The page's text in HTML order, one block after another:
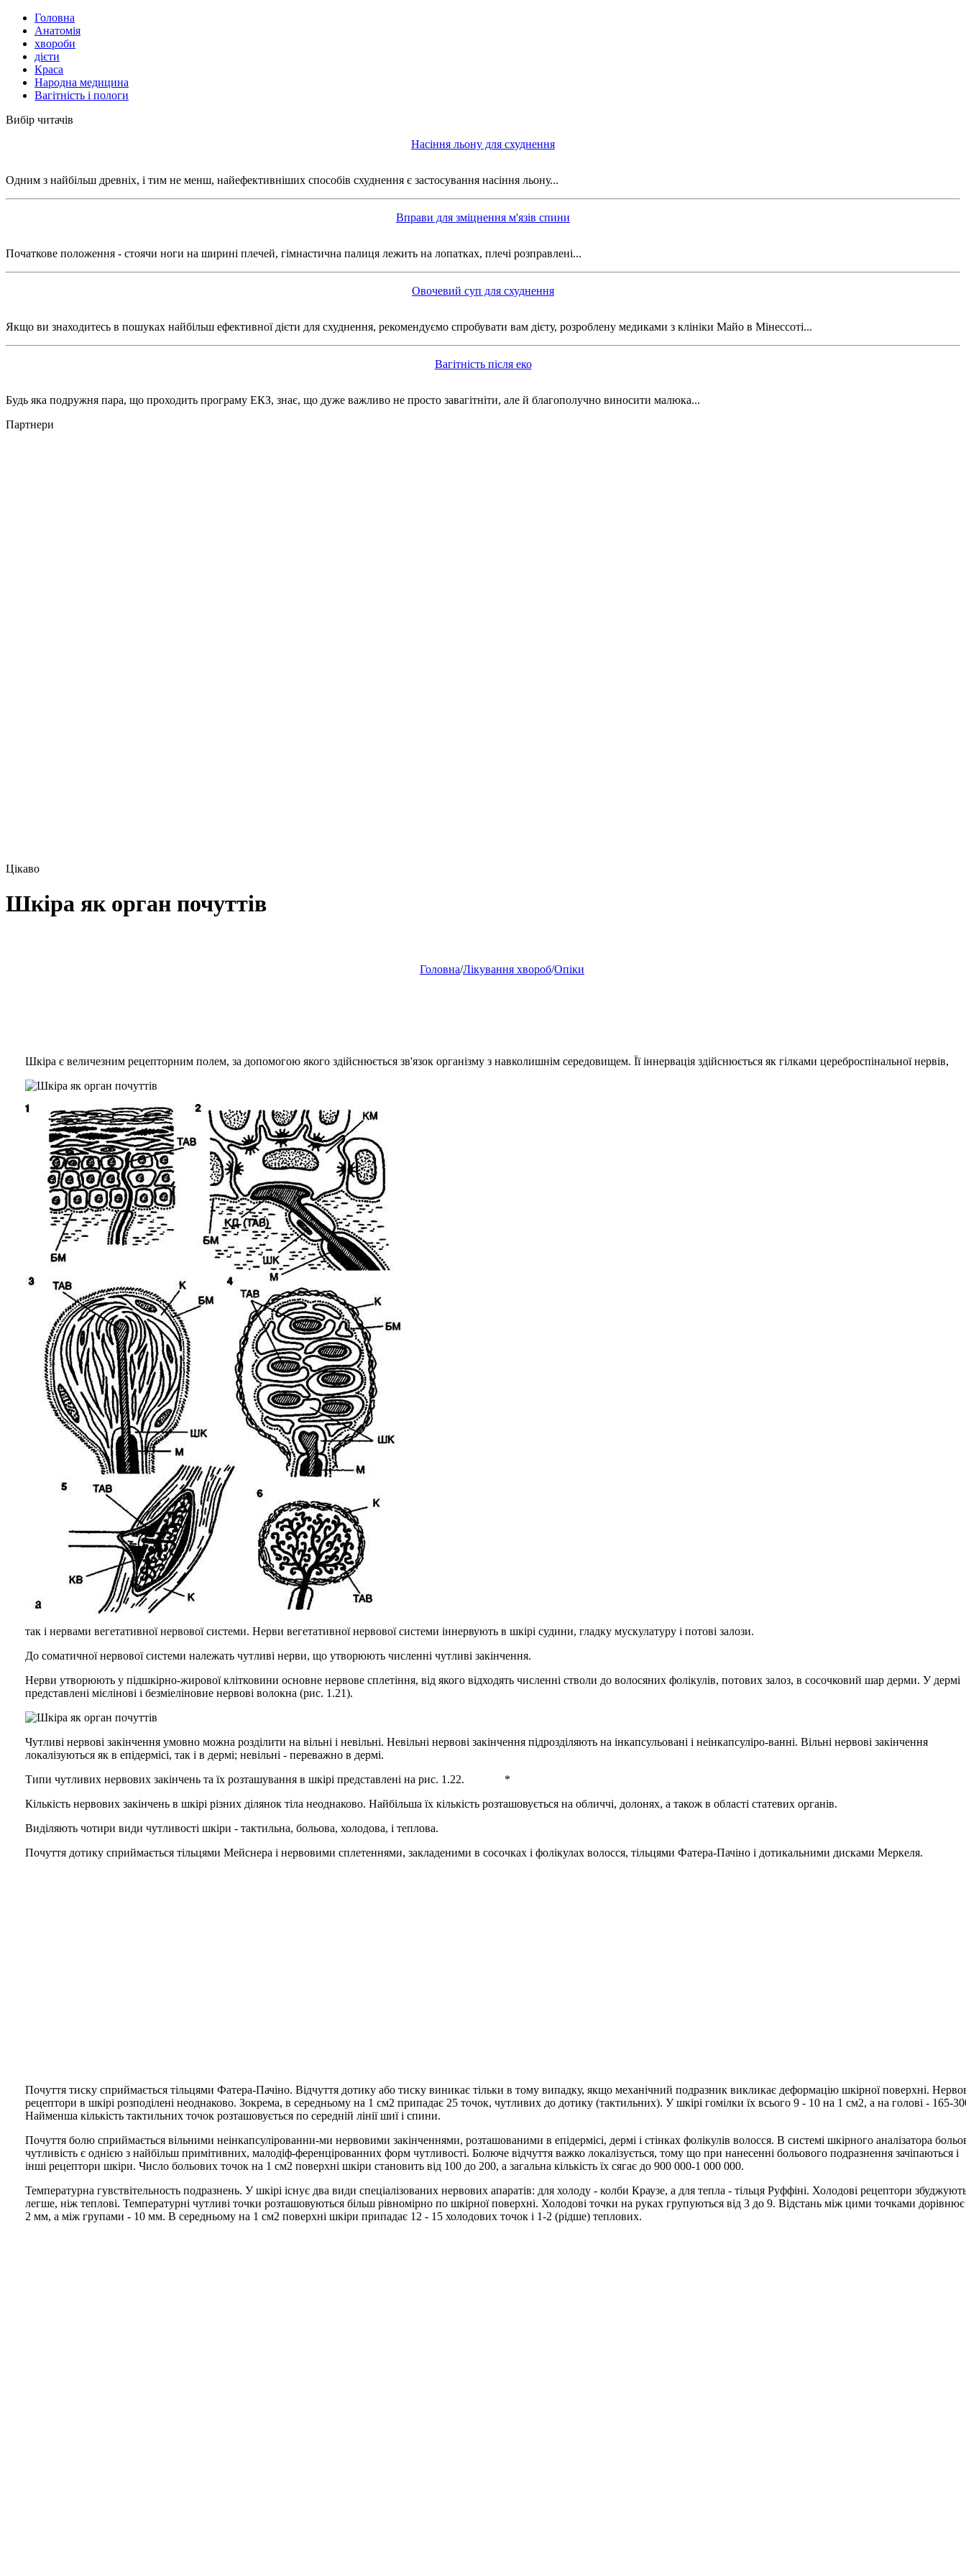
Головна
Анатомія
хвороби
дієти
Краса
Народна медицина
Вагітність і пологи
Вибір читачів
Насіння льону для схуднення
Одним з найбільш древніх, і тим не менш, найефективніших способів схуднення є застосування насіння льону...
Вправи для зміцнення м'язів спини
Початкове положення - стоячи ноги на ширині плечей, гімнастична палиця лежить на лопатках, плечі розправлені...
Овочевий суп для схуднення
Якщо ви знаходитесь в пошуках найбільш ефективної дієти для схуднення, рекомендуємо спробувати вам дієту, розроблену медиками з клініки Майо в Мінессоті...
Вагітність після еко
Будь яка подружня пара, що проходить програму ЕКЗ, знає, що дуже важливо не просто завагітніти, але й благополучно виносити малюка...
Партнери
Цікаво
Шкіра як орган почуттів
Головна/Лікування хвороб/Опіки
Шкіра є величезним рецепторним полем, за допомогою якого здійснюється зв'язок організму з навколишнім середовищем. Її іннервація здійснюється як гілками цереброспінальної нервів,
так і нервами вегетативної нервової системи. Нерви вегетативної нервової системи іннервують в шкірі судини, гладку мускулатуру і потові залози.
До соматичної нервової системи належать чутливі нерви, що утворюють численні чутливі закінчення.
Нерви утворюють у підшкірно-жирової клітковини основне нервове сплетіння, від якого відходять численні стволи до волосяних фолікулів, потових залоз, в сосочковий шар дерми. У дермі
представлені мієлінові і безміеліновие нервові волокна (рис. 1.21).
Чутливі нервові закінчення умовно можна розділити на вільні і невільні. Невільні нервові закінчення підрозділяють на інкапсульовані і неінкапсуліро-ванні. Вільні нервові закінчення
локалізуються як в епідермісі, так і в дермі; невільні - переважно в дермі.
Типи чутливих нервових закінчень та їх розташування в шкірі представлені на рис. 1.22. *
Кількість нервових закінчень в шкірі різних ділянок тіла неоднаково. Найбільша їх кількість розташовується на обличчі, долонях, а також в області статевих органів.
Виділяють чотири види чутливості шкіри - тактильна, больова, холодова, і теплова.
Почуття дотику сприймається тільцями Мейснера і нервовими сплетеннями, закладеними в сосочках і фолікулах волосся, тільцями Фатера-Пачіно і дотикальними дисками Меркеля.
Почуття тиску сприймається тільцями Фатера-Пачіно. Відчуття дотику або тиску виникає тільки в тому випадку, якщо механічний подразник викликає деформацію шкірної поверхні.
рецептори в шкірі розподілені неоднаково. Зокрема, в середньому на 1 см2 припадає 25 точок, чутливих до дотику (тактильних). У шкірі гомілки їх всього 9 - 10 на 1 см2, а на голові - 165-
Найменша кількість тактильних точок розташовується по середній лінії шиї і спини.
Почуття болю сприймається вільними неінкапсулірованни-ми нервовими закінченнями, розташованими в епідермісі, дермі і стінках фолікулів волосся. В системі шкірного аналізатора
чутливість є однією з найбільш примітивних, малодіф-ференцірованних форм чутливості. Болюче відчуття важко локалізується, тому що при нанесенні больового подразнення зачіпаються і
інші рецептори шкіри. Число больових точок на 1 см2 поверхні шкіри становить від 100 до 200, а загальна кількість їх сягає до 900 000-1 000 000.
Температурна гувствітельность подразнень. У шкірі існує два види спеціалізованих нервових апаратів: для холоду - колби Краузе, а для тепла - тільця Руффіні. Холодові рецептори
легше, ніж теплові. Температурні чутливі точки розташовуються більш рівномірно по шкірної поверхні. Холодові точки на руках групуються від 3 до 9. Відстань між цими точками
2 мм, а між групами - 10 мм. В середньому на 1 см2 поверхні шкіри припадає 12 - 15 холодових точок і 1-2 (рідше) теплових.